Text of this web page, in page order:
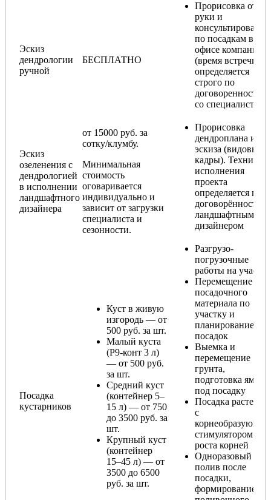
Эскиз
дендрологии
ручной
БЕСПЛАТНО
Прорисовка от
руки и
консультирование
по посадкам в
офисе компании
(время встречи
определяется
строго по
договоренности
со специалистом)
Эскиз
озеленения с
дендрологией
в исполнении
ландшафтного
дизайнера
от 15000 руб. за
сотку/клумбу.
Минимальная
стоимость
оговаривается
индивидуально и
зависит от загрузки
специалиста и
сезонности.
Прорисовка
дендроплана и
эскиза (видовые
кадры). Техника
исполнения
проекта
определяется по
договорённости с
ландшафтным
дизайнером
Посадка
кустарников
Куст в живую
изгородь — от
500 руб. за шт.
Малый куста
(Р9-конт 3 л)
— от 500 руб.
за шт.
Средний куст
(контейнер 5–
15 л) — от 750
до 3500 руб. за
шт.
Крупный куст
(контейнер
15–45 л) — от
3500 до 6500
руб. за шт.
Разгрузо-
погрузочные
работы на участке
Перемещение
посадочного
материала по
участку и
планирование
посадок
Выемка и
перемещение
грунта,
подготовка ямы
под посадку
Посадка растения
с
корнеобразующим
стимулятором
роста корней
Одноразовый
полив после
посадки,
формирование